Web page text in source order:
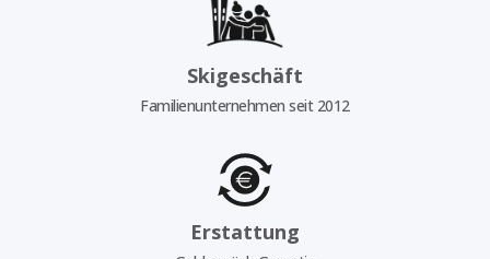
Skigeschäft
Familienunternehmen seit 2012
Erstattung